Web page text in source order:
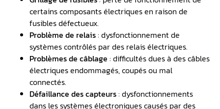
certains composants électriques en raison de
fusibles défectueux.
Problème de relais: dysfonctionnement de
systèmes contrôlés par des relais électriques.
Problèmes de câblage : difficultés dues à des câbles
électriques endommagés, coupés ou mal
connectés.
Défaillance des capteurs: dysfonctionnements
dans les systèmes électroniques causés par des